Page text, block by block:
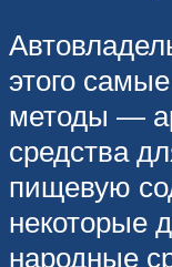
этого
методы —
средства
пищевую
некоторые
народные